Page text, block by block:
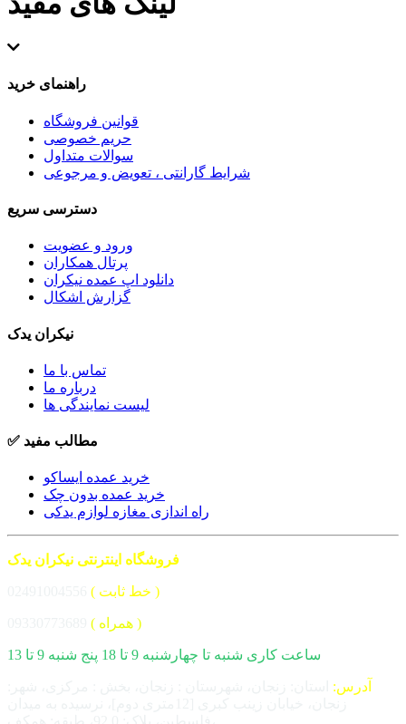
راهنمای خرید
قوانین فروشگاه
حریم خصوصی
سوالات متداول
شرایط گارانتی ، تعویض و مرجوعی
دسترسی سریع
ورود و عضویت
پرتال همکاران
دانلود اپ عمده نیکران
گزارش اشکال
نیکران یدک
تماس با ما
درباره ما
لیست نمایندگی ها
✅ مطالب مفید
خرید عمده ایساکو
خرید عمده بدون چک
راه اندازی مغازه لوازم یدکی
فروشگاه اینترنتی نیکران یدک
( خط ثابت )
( همراه )
ساعت کاری شنبه تا چهارشنبه 9 تا 18 پنج شنبه 9 تا 13
آدرس: